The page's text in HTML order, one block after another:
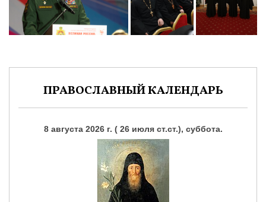
ПРАВОСЛАВНЫЙ КАЛЕНДАРЬ
8 августа 2026 г. ( 26 июля ст.ст.), суббота.